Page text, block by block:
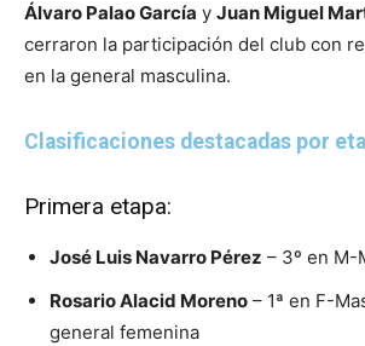
Álvaro Palao García y Juan Miguel
cerraron la participación del club con
en la general masculina.
Clasificaciones destacadas por
Primera etapa:
José Luis Navarro Pérez – 3º en M-
Rosario Alacid Moreno – 1ª en F-
general femenina